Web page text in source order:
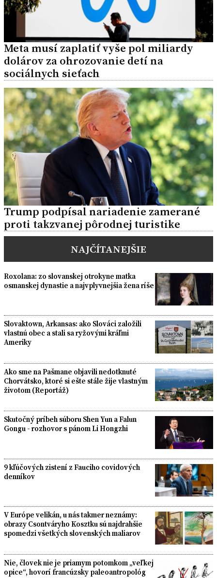
Meta musí zaplatiť vyše pol miliardy
dolárov za ohrozovanie detí na
sociálnych sieťach
Trump podpísal nariadenie zamerané
proti takzvanej pôrodnej turistike
NAJČÍTANEJŠIE
Roxolana: zo slovanskej otrokyne matka
osmanskej dynastie a najvplyvnejšia žena ríše
Slovaktown, Arkansas: ako Slováci založili
vlastnú obec a stali sa ryžovými kráľmi
Ameriky
Ako sme na Pašmane objavili nedotknuté
Chorvátsko, ktoré si ešte stále žije vlastným
životom (Reportáž)
Skutočný príbeh súboru Shen Yun a Falun
Gongu - rozhovor s pánom Li Hongzhi
9 kľúčových zistení z Fauciho covidových
denníkov
V Európe velikán, u nás takmer neznámy:
obrazy Csontváryho Kosztku sú najdrahšie
spomedzi všetkých slovenských maliarov
Nie, človek nie je priamym potomkom „veľkej
opice“, hovorí francúzsky paleoantropológ